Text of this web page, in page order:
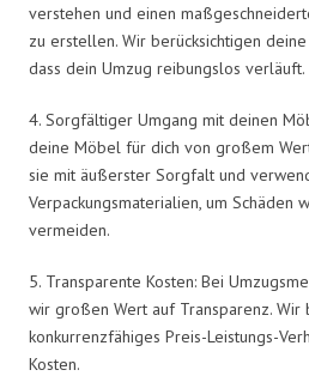
verstehen und einen
zu erstellen. Wir berücksichtigen
dass dein Umzug reibungslos verläuft.
4. Sorgfältiger Umgang mit deinen
deine Möbel für dich von großem
sie mit äußerster Sorgfalt und
Verpackungsmaterialien, um Schäden
vermeiden.
5. Transparente Kosten: Bei
wir großen Wert auf Transparenz.
konkurrenzfähiges Preis-Leistungs-
Kosten.